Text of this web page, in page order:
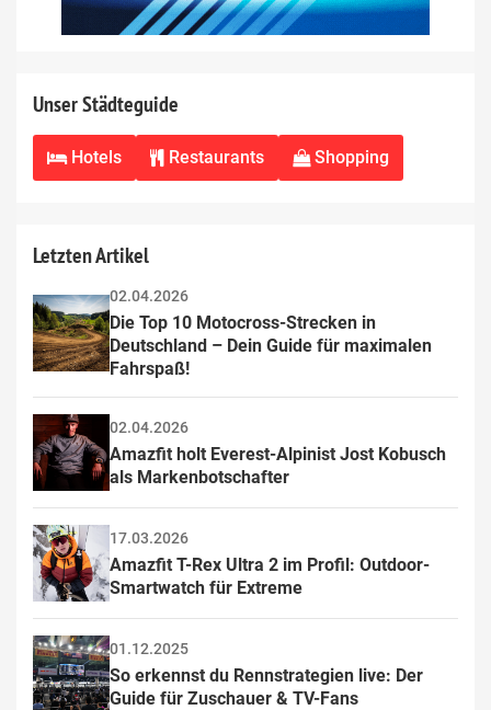
Unser Städteguide
Hotels Restaurants Shopping
Letzten Artikel
02.04.2026
Die Top 10 Motocross-Strecken in
Deutschland – Dein Guide für maximalen
Fahrspaß!
02.04.2026
Amazfit holt Everest-Alpinist Jost Kobusch
als Markenbotschafter
17.03.2026
Amazfit T-Rex Ultra 2 im Profil: Outdoor-
Smartwatch für Extreme
01.12.2025
So erkennst du Rennstrategien live: Der
Guide für Zuschauer & TV-Fans